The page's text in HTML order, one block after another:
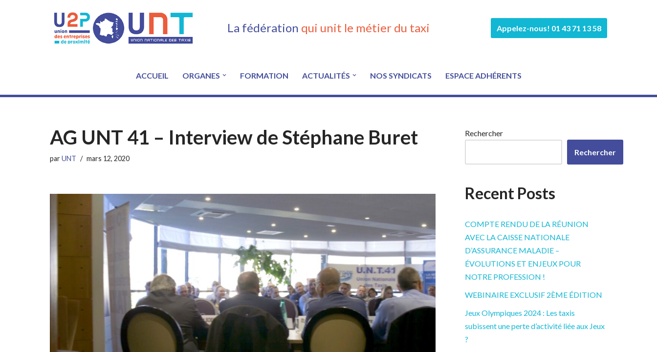
La fédération qui unit le métier du taxi Appelez-nous! 01 43 71 13 58
ACCUEIL ORGANES FORMATION ACTUALITÉS NOS SYNDICATS ESPACE ADHÉRENTS
AG UNT 41 – Interview de Stéphane Buret
parUNT mars 12, 2020
Rechercher
Rechercher
Recent Posts
COMPTE RENDU DE LA RÉUNION
AVEC LA CAISSE NATIONALE
D’ASSURANCE MALADIE –
ÉVOLUTIONS ET ENJEUX POUR
NOTRE PROFESSION !
WEBINAIRE EXCLUSIF 2ÈME ÉDITION
Jeux Olympiques 2024 : Les taxis
subissent une perte d’activité liée aux Jeux
?